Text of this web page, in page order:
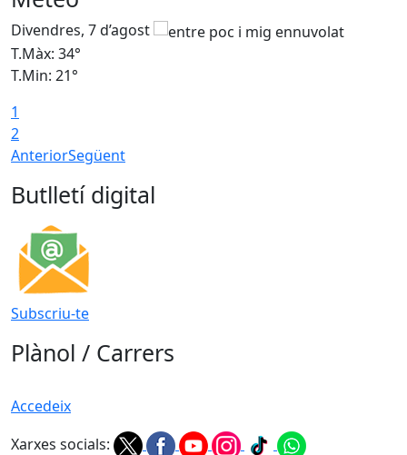
Divendres, 7 d’agost
T.Màx: 34°
T.Min: 21°
1
2
AnteriorSegüent
Butlletí digital
Subscriu-te
Plànol / Carrers
Accedeix
Xarxes socials: